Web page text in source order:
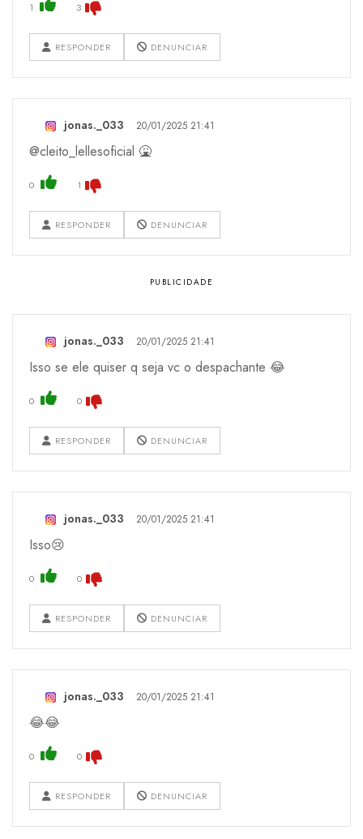
1 3
RESPONDER DENUNCIAR
jonas._033 20/01/2025 21:41
@cleito_lellesoficial 🤮
0 1
RESPONDER DENUNCIAR
jonas._033 20/01/2025 21:41
Isso se ele quiser q seja vc o despachante 😂
0 0
RESPONDER DENUNCIAR
jonas._033 20/01/2025 21:41
Isso😢
0 0
RESPONDER DENUNCIAR
jonas._033 20/01/2025 21:41
😂😂
0 0
RESPONDER DENUNCIAR